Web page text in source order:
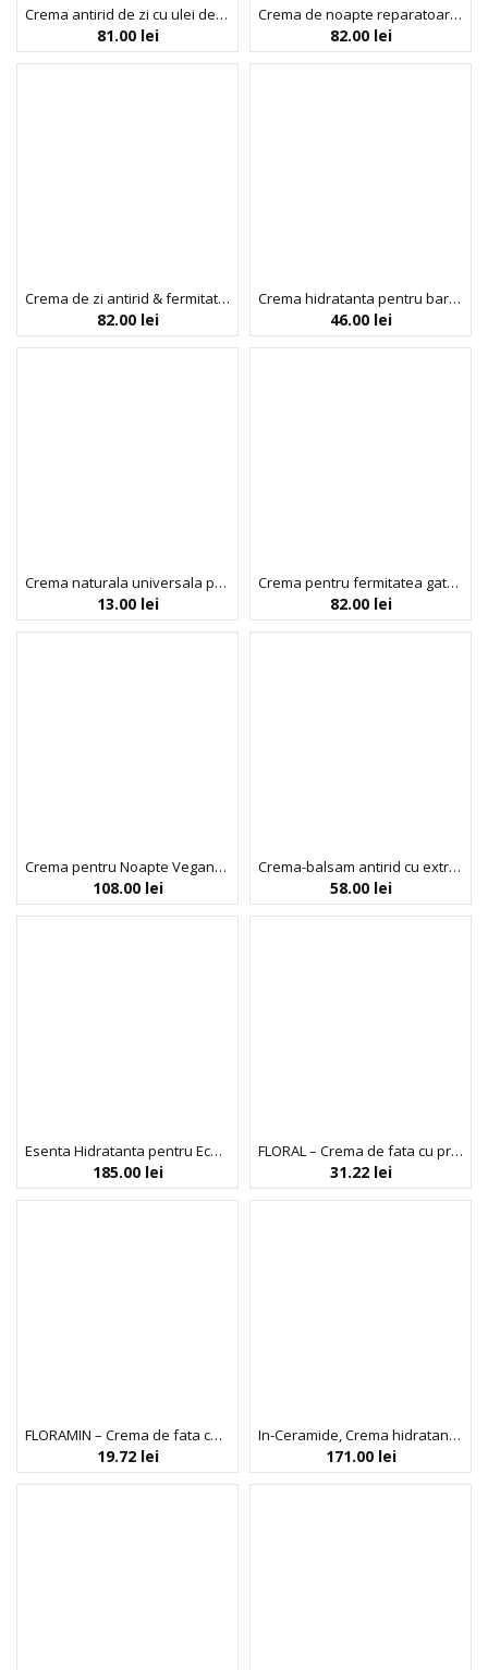
Crema antirid de zi cu ulei de argan, Dr. Scheller, 50 ml
81.00 lei
Crema de noapte reparatoare, antirid & fermitate, Probiotics, Bio Balance, 50 ml
82.00 lei
Crema de zi antirid & fermitate, cu SPF 20 & UVA, Probiotics, Bio Balance, 50 ml
82.00 lei
Crema hidratanta pentru barbati [GENTLE]MEN ONE & ONLY, Biobaza, 100 ml
46.00 lei
Crema naturala universala pentru barbati (maini, corp, fata), 30 ml, Biobaza
13.00 lei
Crema pentru fermitatea gatului si decolteului, Probiotics, Bio Balance, 50 ml
82.00 lei
Crema pentru Noapte Vegana Reparatoare, cu Papayaluronic, Your Gorgeous Skin, 45 ml
108.00 lei
Crema-balsam antirid cu extract de armurariu, Dr. Scheller, 50 ml
58.00 lei
Esenta Hidratanta pentru Echilibrarea Microbiomului, Indeed, 90 ml
185.00 lei
FLORAL – Crema de fata cu propolis
31.22 lei
FLORAMIN – Crema de fata cu miere
19.72 lei
In-Ceramide, Crema hidratanta cu Ceramide pentru Ten Sensibil sau Uscat, Indeed Labs, 30 ml
171.00 lei